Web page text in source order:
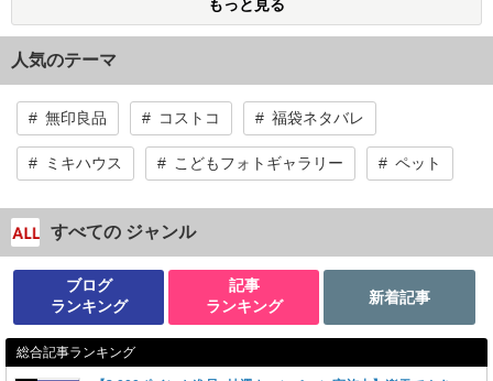
もっと見る
人気のテーマ
無印良品 コストコ 福袋ネタバレ
ミキハウス こどもフォトギャラリー ペット
すべての ジャンル
ブログ
ランキング
記事
ランキング
新着記事
総合記事ランキング